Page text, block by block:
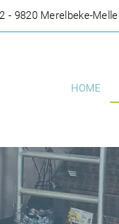
- 9820 Merelbeke-Melle
HOME